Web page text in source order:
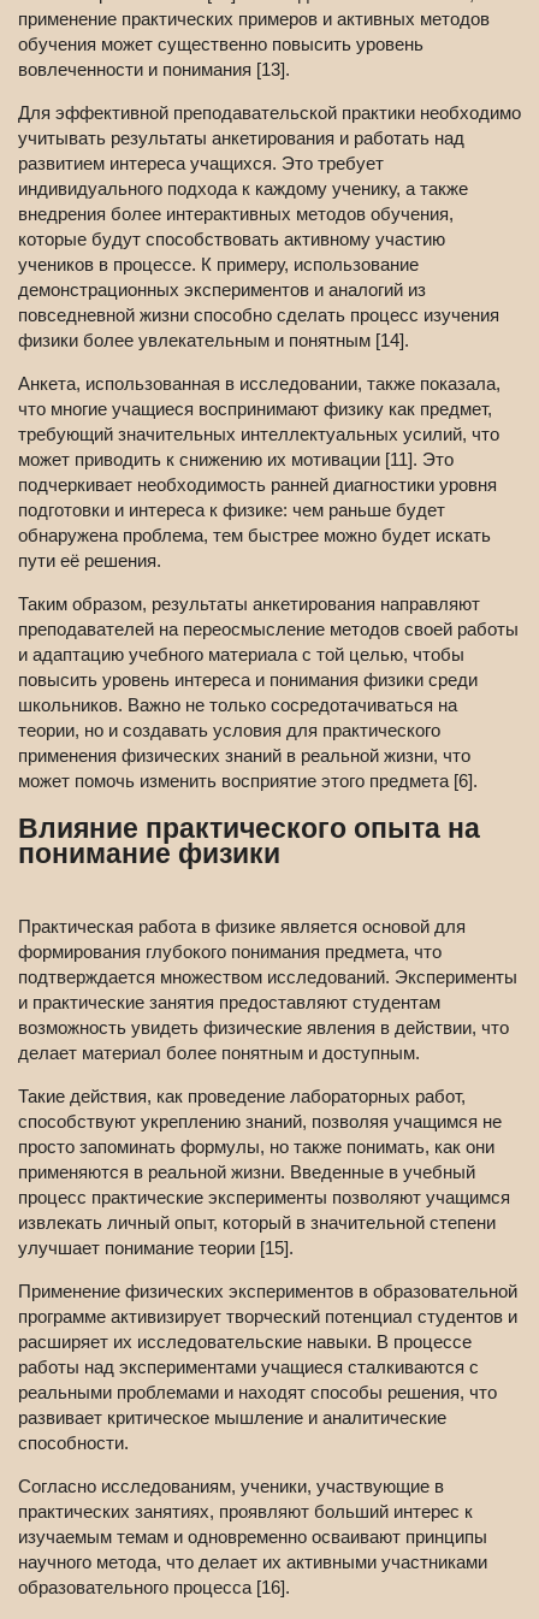
применение практических примеров и активных методов
обучения может существенно повысить уровень
вовлеченности и понимания [13].
Для эффективной преподавательской практики необходимо
учитывать результаты анкетирования и работать над
развитием интереса учащихся. Это требует
индивидуального подхода к каждому ученику, а также
внедрения более интерактивных методов обучения,
которые будут способствовать активному участию
учеников в процессе. К примеру, использование
демонстрационных экспериментов и аналогий из
повседневной жизни способно сделать процесс изучения
физики более увлекательным и понятным [14].
Анкета, использованная в исследовании, также показала,
что многие учащиеся воспринимают физику как предмет,
требующий значительных интеллектуальных усилий, что
может приводить к снижению их мотивации [11]. Это
подчеркивает необходимость ранней диагностики уровня
подготовки и интереса к физике: чем раньше будет
обнаружена проблема, тем быстрее можно будет искать
пути её решения.
Таким образом, результаты анкетирования направляют
преподавателей на переосмысление методов своей работы
и адаптацию учебного материала с той целью, чтобы
повысить уровень интереса и понимания физики среди
школьников. Важно не только сосредотачиваться на
теории, но и создавать условия для практического
применения физических знаний в реальной жизни, что
может помочь изменить восприятие этого предмета [6].
Влияние практического опыта на
понимание физики
Практическая работа в физике является основой для
формирования глубокого понимания предмета, что
подтверждается множеством исследований. Эксперименты
и практические занятия предоставляют студентам
возможность увидеть физические явления в действии, что
делает материал более понятным и доступным.
Такие действия, как проведение лабораторных работ,
способствуют укреплению знаний, позволяя учащимся не
просто запоминать формулы, но также понимать, как они
применяются в реальной жизни. Введенные в учебный
процесс практические эксперименты позволяют учащимся
извлекать личный опыт, который в значительной степени
улучшает понимание теории [15].
Применение физических экспериментов в образовательной
программе активизирует творческий потенциал студентов и
расширяет их исследовательские навыки. В процессе
работы над экспериментами учащиеся сталкиваются с
реальными проблемами и находят способы решения, что
развивает критическое мышление и аналитические
способности.
Согласно исследованиям, ученики, участвующие в
практических занятиях, проявляют больший интерес к
изучаемым темам и одновременно осваивают принципы
научного метода, что делает их активными участниками
образовательного процесса [16].